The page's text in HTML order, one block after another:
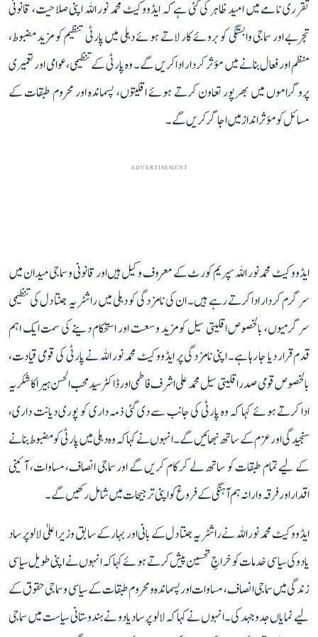
تقرری نامے میں امید ظاہر کی گئی ہے کہ ایڈووکیٹ محمد نور اللہ اپنی صلاحیت، قانونی
تجربے اور سماجی وابستگی کو بروئے کار لاتے ہوئے دہلی میں پارٹی تنظیم کو مزید مضبوط،
منظم اور فعال بنانے میں مؤثر کردار ادا کریں گے۔ وہ پارٹی کے تنظیمی، عوامی اور تعمیری
پروگراموں میں بھرپور تعاون کرتے ہوئے اقلیتوں، پسماندہ اور محروم طبقات کے
مسائل کو مؤثر انداز میں اجاگر کریں گے۔
ADVERTISEMENT
ایڈووکیٹ محمد نور اللہ سپریم کورٹ کے معروف وکیل ہیں اور قانونی و سماجی میدان میں
سرگرم کردار ادا کرتے رہے ہیں۔ ان کی نامزدگی کو دہلی میں راشٹریہ جنتا دل کی تنظیمی
سرگرمیوں، بالخصوص اقلیتی سیل کو مزید وسعت اور استحکام دینے کی سمت ایک اہم
قدم قرار دیا جا رہا ہے۔ اپنی نامزدگی پر ایڈووکیٹ محمد نور اللہ نے پارٹی کی قومی قیادت،
بالخصوص قومی صدر اقلیتی سیل محمد علی اشرف فاطمی اور ڈاکٹر سید محب الحسن ہیرا کا شکریہ
ادا کرتے ہوئے کہا کہ وہ پارٹی کی جانب سے دی گئی ذمہ داری کو پوری دیانت داری،
سنجیدگی اور عزم کے ساتھ نبھائیں گے۔ انہوں نے کہا کہ وہ دہلی میں پارٹی کو مضبوط بنانے
کے لیے تمام طبقات کو ساتھ لے کر کام کریں گے اور سماجی انصاف، مساوات، آئینی
اقدار اور فرقہ وارانہ ہم آہنگی کے فروغ کو اپنی ترجیحات میں شامل رکھیں گے۔
ایڈووکیٹ محمد نور اللہ نے راشٹریہ جنتا دل کے بانی اور بہار کے سابق وزیر اعلیٰ لالو پرساد
یادو کی سیاسی خدمات کو خراجِ تحسین پیش کرتے ہوئے کہا کہ انہوں نے اپنی طویل سیاسی
زندگی میں سماجی انصاف، مساوات اور پسماندہ و محروم طبقات کے سیاسی و سماجی حقوق کے
لیے نمایاں جدوجہد کی۔ انہوں نے کہا کہ لالو پرساد یادو نے ہندوستانی سیاست میں سماجی